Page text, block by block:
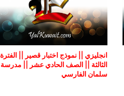
انجليزي || نموذج اختبار قصير || الفترة
الثالثة || الصف الحادي عشر || مدرسة
سلمان الفارسي